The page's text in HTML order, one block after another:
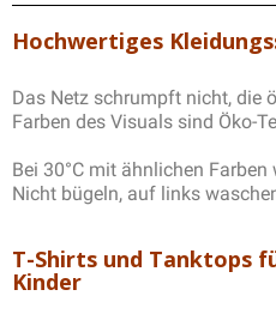
Hochwertiges
Das Netz schrumpft nicht, die
Farben des Visuals sind Öko-
Bei 30°C mit ähnlichen Farben
Nicht bügeln, auf links
T-Shirts und Tanktops
Kinder